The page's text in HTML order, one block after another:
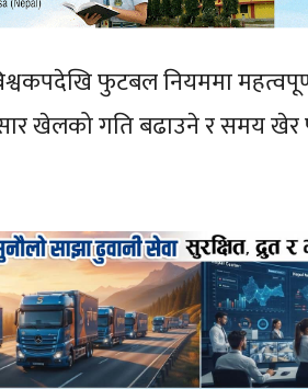
फुटबल नियममा
खेलको गति बढाउने र समय खेर